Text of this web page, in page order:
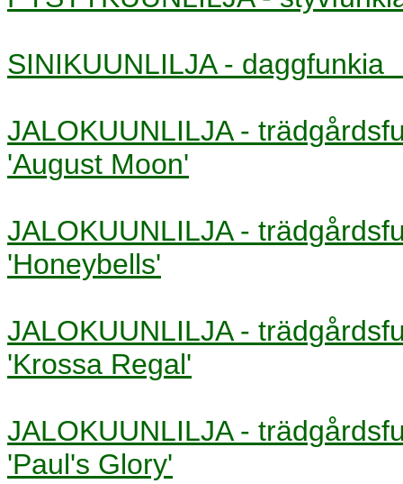
SINIKUUNLILJA -
JALOKUUNLILJA -
'August Moon'
JALOKUUNLILJA -
'Honeybells'
JALOKUUNLILJA -
'Krossa Regal'
JALOKUUNLILJA -
'Paul's Glory'